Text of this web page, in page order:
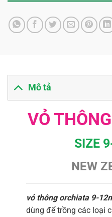
Mô tả
VỎ
SIZE
NEW
vỏ thông orchiata 9-
dùng để trồng các loại